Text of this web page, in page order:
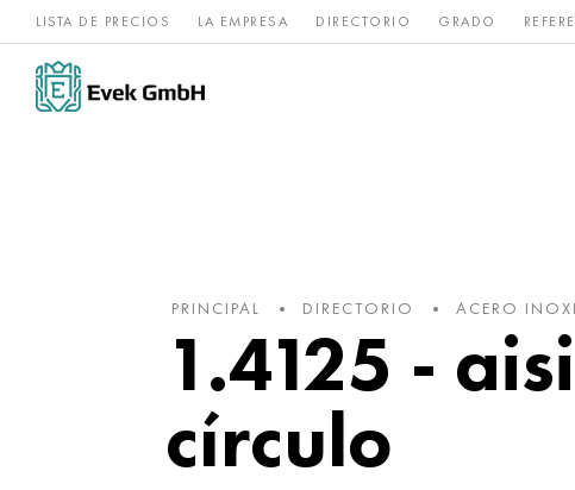
LISTA DE PRECIOS LA EMPRESA DIRECTORIO GRADO
Aleaciones de
níquel
acero
PRINCIPAL DIRECTORIO ACERO
1.4125 -
círculo